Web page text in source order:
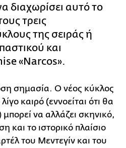
διαχωρίσει αυτό το
τρεις
της σειράς ή
και
«Narcos».
σημασία. Ο νέος κύκλος
καιρό (εννοείται ότι θα
να αλλάζει σκηνικό,
και το ιστορικό πλαίσιο
του Μεντεγίν και του